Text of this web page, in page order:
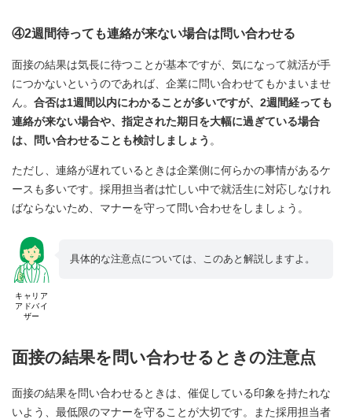
④2週間待っても連絡が来ない場合は問い合わせる
面接の結果は気長に待つことが基本ですが、気になって就活が手
につかないというのであれば、企業に問い合わせてもかまいませ
ん。 合否は1週間以内にわかることが多いですが、2週間経っても
連絡が来ない場合や、指定された期日を大幅に過ぎている場合
は、問い合わせることも検討しましょう 。
ただし、連絡が遅れているときは企業側に何らかの事情があるケ
ースも多いです。採用担当者は忙しい中で就活生に対応しなけれ
ばならないため、マナーを守って問い合わせをしましょう。
キャリア
アドバイ
ザー
具体的な注意点については、このあと解説しますよ。
面接の結果を問い合わせるときの注意点
面接の結果を問い合わせるときは、催促している印象を持たれな
いよう、最低限のマナーを守ることが大切です。また採用担当者